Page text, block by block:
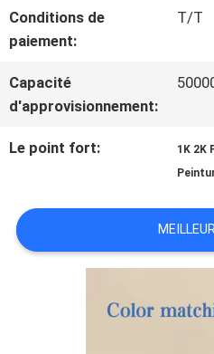
DE
LA
QUALITÉ
CONTACT
NOUVELLES
DEMANDE
Conditions de
paiement:
T/T
Capacité
d'approvisionnement:
Le point fort: 1K 2K